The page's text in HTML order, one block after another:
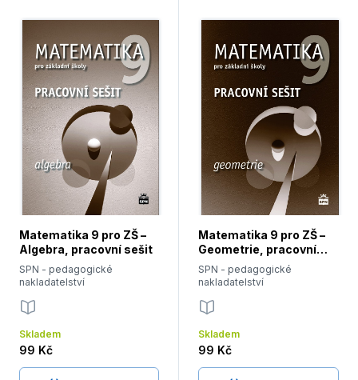
Matematika 9 pro ZŠ –
Algebra, pracovní sešit
SPN - pedagogické
nakladatelství
Skladem
99 Kč
Matematika 9 pro ZŠ –
Geometrie, pracovní
sešit
SPN - pedagogické
nakladatelství
Skladem
99 Kč